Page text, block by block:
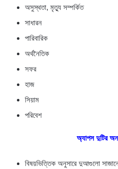
অসুস্থতা, মৃত্যু সম্পর্কিত
সাধারন
পারিবারিক
অর্থনৈতিক
সফর
হাজ
সিয়াম
পরিবেশ
অ্যাপস দুটির
বিষয়ভিত্তিক অনুসারে দুআগুলো